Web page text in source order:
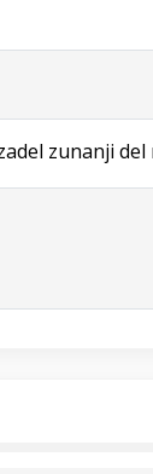
zunanji del